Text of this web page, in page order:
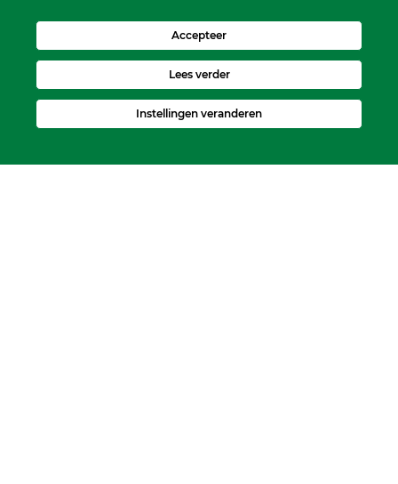
Accepteer
Lees verder
Instellingen veranderen